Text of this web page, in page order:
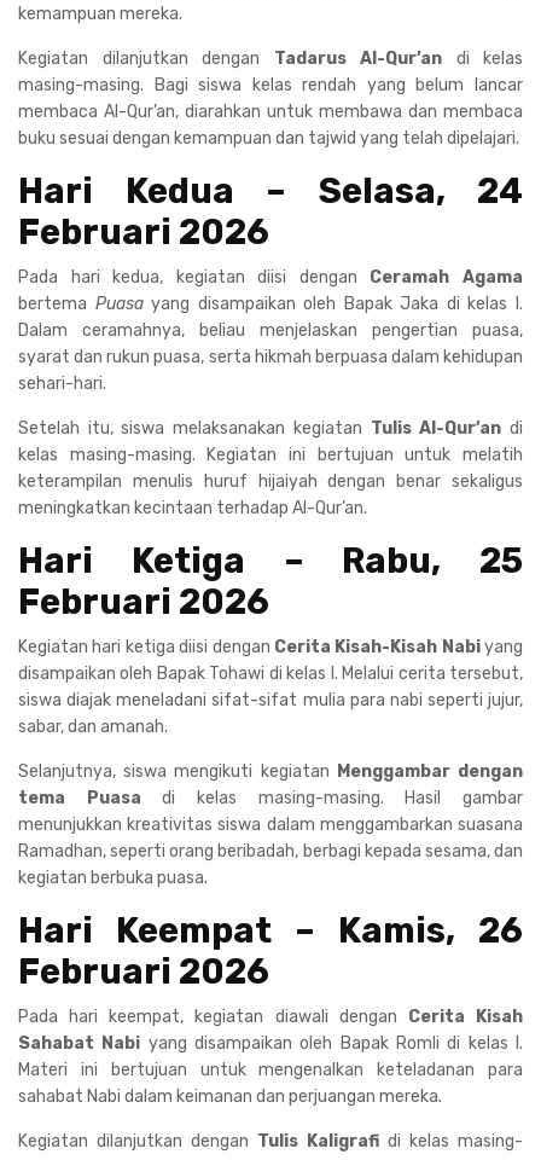
kemampuan mereka.
Kegiatan dilanjutkan dengan Tadarus Al-Qur’an di kelas
masing-masing. Bagi siswa kelas rendah yang belum lancar
membaca Al-Qur’an, diarahkan untuk membawa dan membaca
buku sesuai dengan kemampuan dan tajwid yang telah dipelajari.
Hari Kedua – Selasa, 24
Februari 2026
Pada hari kedua, kegiatan diisi dengan Ceramah Agama
bertema Puasayang disampaikan oleh Bapak Jaka di kelas I.
Dalam ceramahnya, beliau menjelaskan pengertian puasa,
syarat dan rukun puasa, serta hikmah berpuasa dalam kehidupan
sehari-hari.
Setelah itu, siswa melaksanakan kegiatan Tulis Al-Qur’an di
kelas masing-masing. Kegiatan ini bertujuan untuk melatih
keterampilan menulis huruf hijaiyah dengan benar sekaligus
meningkatkan kecintaan terhadap Al-Qur’an.
Hari Ketiga – Rabu, 25
Februari 2026
Kegiatan hari ketiga diisi dengan Cerita Kisah-Kisah Nabiyang
disampaikan oleh Bapak Tohawi di kelas I. Melalui cerita tersebut,
siswa diajak meneladani sifat-sifat mulia para nabi seperti jujur,
sabar, dan amanah.
Selanjutnya, siswa mengikuti kegiatan Menggambar dengan
tema Puasa di kelas masing-masing. Hasil gambar
menunjukkan kreativitas siswa dalam menggambarkan suasana
Ramadhan, seperti orang beribadah, berbagi kepada sesama, dan
kegiatan berbuka puasa.
Hari Keempat – Kamis, 26
Februari 2026
Pada hari keempat, kegiatan diawali dengan Cerita Kisah
Sahabat Nabi yang disampaikan oleh Bapak Romli di kelas I.
Materi ini bertujuan untuk mengenalkan keteladanan para
sahabat Nabi dalam keimanan dan perjuangan mereka.
Kegiatan dilanjutkan dengan Tulis Kaligrafi di kelas masing-